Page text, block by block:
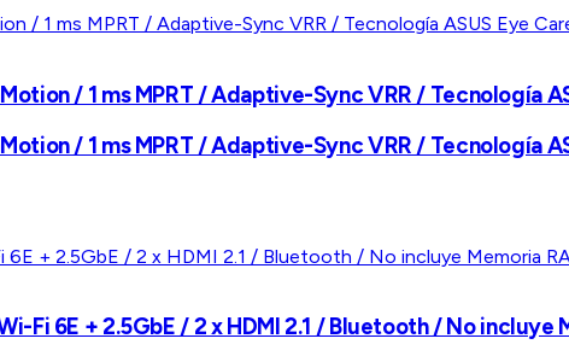
/ 1 ms MPRT / Adaptive-Sync VRR / Tecnología
/ 1 ms MPRT / Adaptive-Sync VRR / Tecnología
Fi 6E + 2.5GbE / 2 x HDMI 2.1 / Bluetooth / No incluye